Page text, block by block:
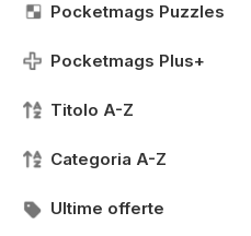
Pocketmags Puzzles
Pocketmags Plus+
Titolo A-Z
Categoria A-Z
Ultime offerte